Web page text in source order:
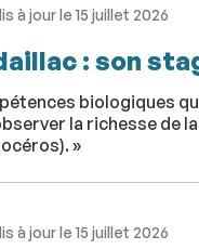
à jour le 15 juillet 2026
: son
biologiques
la richesse de
»
à jour le 15 juillet 2026